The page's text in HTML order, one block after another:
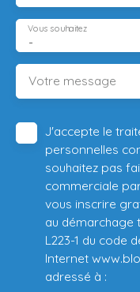
-
Vous souhaitez
Votre message
J'accepte le
personnelles
souhaitez pas
commerciale
vous inscrire
au démarchage
L223-1 du code
Internet
adressé à :